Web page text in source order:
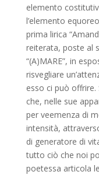
elemento
l’elemento
prima lirica
reiterata, poste al
“(A)MARE”, in
risvegliare
esso ci può
che, nelle sue
per veemenza di
intensità,
di generatore di
tutto ciò che noi
poetessa articola